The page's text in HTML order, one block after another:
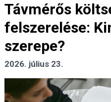
Távmérős
felszerelése:
szerepe?
2026. július 23.